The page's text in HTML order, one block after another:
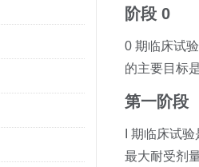
阶段 0
0 期临床试
的主要目标
第一阶段
I 期临床试
最大耐受剂